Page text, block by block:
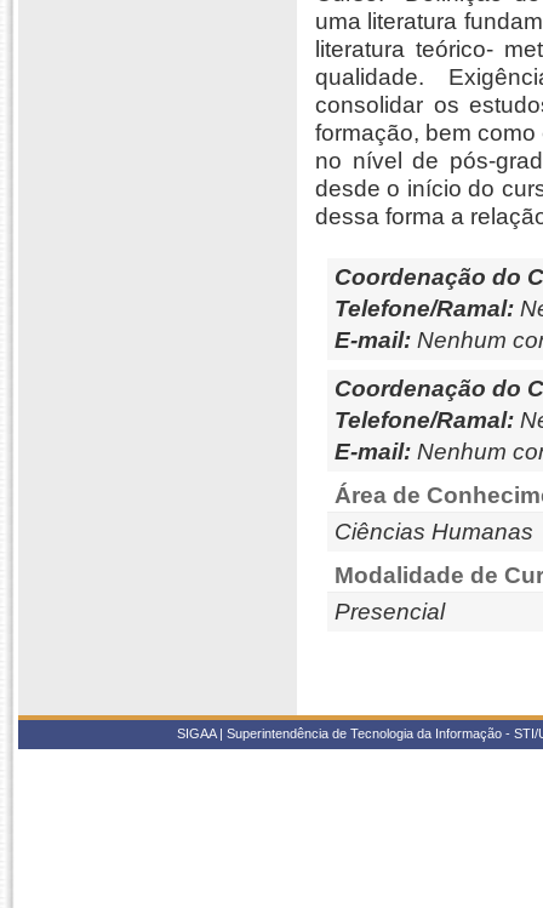
uma literatura
literatura teórico-
qualidade. 
consolidar os
formação, bem
no nível de pós-
desde o início do
dessa forma a
Coordenação do
Telefone/Ramal:
E-mail: Nenhum
Coordenação do
Telefone/Ramal:
E-mail: Nenhum
Área de
Ciências Humanas
Modalidade de
Presencial
SIGAA | Superintendência de Tecnologia da Informação -